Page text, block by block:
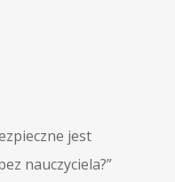
jest
nauczyciela?”